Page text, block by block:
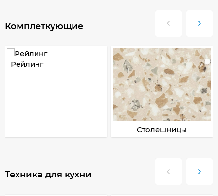
Комплеткующие
Рейлинг
Столешницы
Техника для кухни